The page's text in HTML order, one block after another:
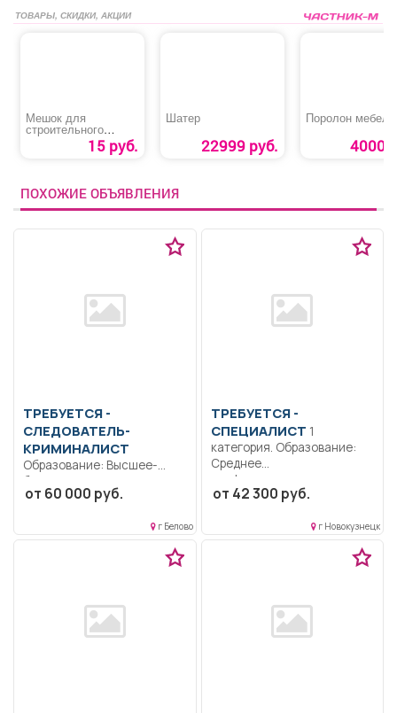
ТОВАРЫ, СКИДКИ, АКЦИИ
Мешок для
строительного
мусора 15 руб.
Шатер
22999 руб.
Поролон
4000
ПОХОЖИЕ ОБЪЯВЛЕНИЯ
ТРЕБУЕТСЯ -
СЛЕДОВАТЕЛЬ-
КРИМИНАЛИСТ
Образование: Высшее-
бакалавриат..
Расследование уголовных
от 60 000 руб.
г Белово
ТРЕБУЕТСЯ -
СПЕЦИАЛИСТ
категория. Образование:
Среднее
профессиональное
образование..
осуществлять...
от 42 300 руб.
г Новокузнецк